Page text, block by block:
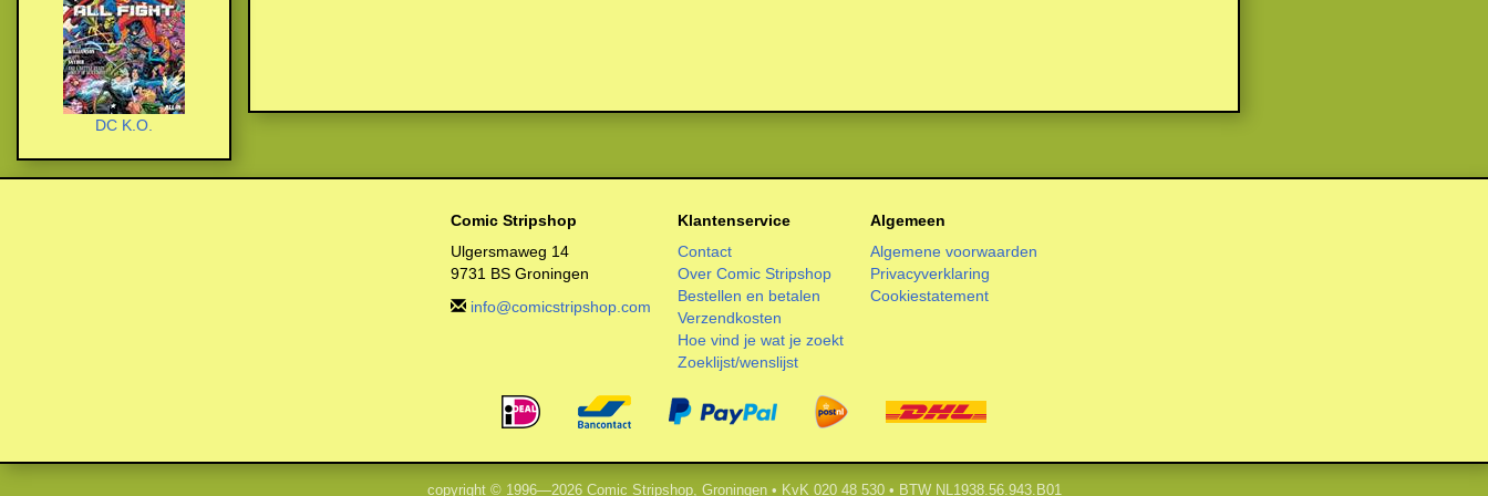
DC K.O.
Comic Stripshop
Ulgersmaweg 14
9731 BS Groningen
info@comicstripshop.com
Klantenservice
Contact
Over Comic Stripshop
Bestellen en betalen
Verzendkosten
Hoe vind je wat je zoekt
Zoeklijst/wenslijst
Algemeen
Algemene voorwaarden
Privacyverklaring
Cookiestatement
copyright © 1996—2026 Comic Stripshop, Groningen • KvK 020 48 530 • BTW NL1938.56.943.B01